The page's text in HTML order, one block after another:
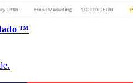
™​​